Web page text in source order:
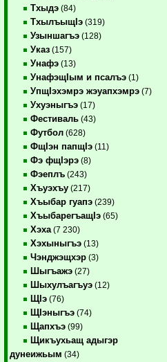
Тхыдэ (84)
ТхылъыщIэ (319)
Узыншагъэ (128)
Указ (157)
Унафэ (13)
УнафэщIым и псалъэ (1)
УпщIэхэмрэ жэуапхэмрэ (7)
Ухуэныгъэ (17)
Фестиваль (43)
Футбол (628)
ФщIэн папщIэ (11)
Фэ фщIэрэ (8)
Фэеплъ (243)
Хъуэхъу (217)
Хъыбар гуапэ (239)
ХъыбарегъащIэ (65)
Хэха (7 230)
Хэхыныгъэ (13)
Чэнджэщхэр (3)
Шыгъажэ (27)
Шыхулъагъуэ (12)
ЩIэ (76)
ЩIэныгъэ (74)
Щапхъэ (99)
Щикъухьащ адыгэр
дунеижьым (34)